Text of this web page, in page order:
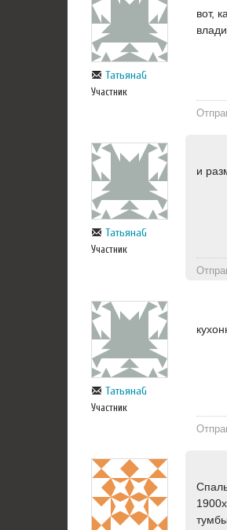
ТатьянаG
Участник
вот,
ТатьянаG
Участник
и
ТатьянаG
Участник